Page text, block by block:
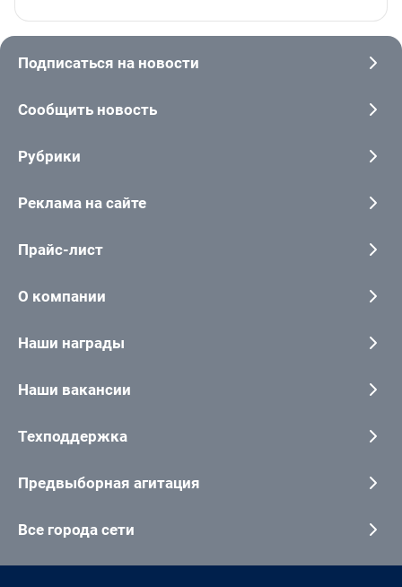
Подписаться на новости
Сообщить новость
Рубрики
Реклама на сайте
Прайс-лист
О компании
Наши награды
Наши вакансии
Техподдержка
Предвыборная агитация
Все города сети